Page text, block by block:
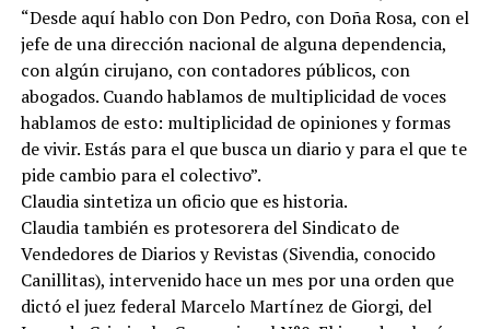
“Desde aquí hablo con Don Pedro, con Doña Rosa, con el
jefe de una dirección nacional de alguna dependencia,
con algún cirujano, con contadores públicos, con
abogados. Cuando hablamos de multiplicidad de voces
hablamos de esto: multiplicidad de opiniones y formas
de vivir. Estás para el que busca un diario y para el que te
pide cambio para el colectivo”.
Claudia sintetiza un oficio que es historia.
Claudia también es protesorera del Sindicato de
Vendedores de Diarios y Revistas (Sivendia, conocido
Canillitas), intervenido hace un mes por una orden que
dictó el juez federal Marcelo Martínez de Giorgi, del